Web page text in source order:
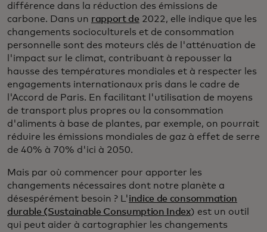
différence dans la réduction des émissions de
carbone. Dans un rapport de 2022, elle indique que les
changements socioculturels et de consommation
personnelle sont des moteurs clés de l'atténuation de
l'impact sur le climat, contribuant à repousser la
hausse des températures mondiales et à respecter les
engagements internationaux pris dans le cadre de
l'Accord de Paris. En facilitant l'utilisation de moyens
de transport plus propres ou la consommation
d'aliments à base de plantes, par exemple, on pourrait
réduire les émissions mondiales de gaz à effet de serre
de 40% à 70% d'ici à 2050.
Mais par où commencer pour apporter les
changements nécessaires dont notre planète a
désespérément besoin ? L'indice de consommation
durable (Sustainable Consumption Index) est un outil
qui peut aider à cartographier les changements